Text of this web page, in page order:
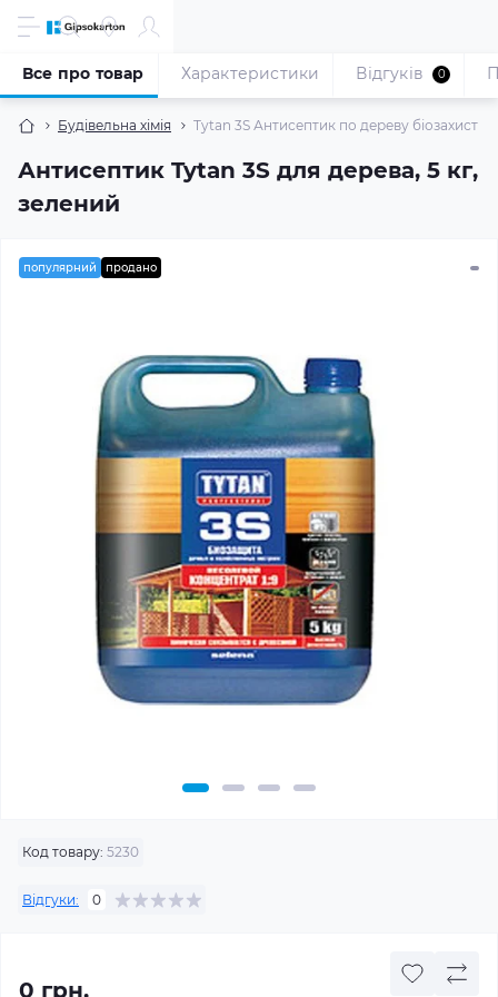
Будівельна хімія Tytan 3S Антисептик по дереву біозахист 1:
Антисептик Tytan 3S для дерева, 5 кг,
зелений
Все про товар Характеристики Відгуків 0
популярний продано
Код товару: 5230
Відгуки: 0
0 грн.